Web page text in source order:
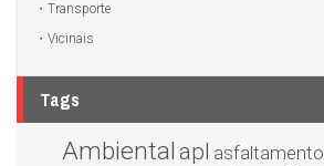
Transporte
Vicinais
Tags
Ambiental apl asfaltamento